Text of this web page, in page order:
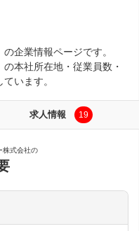
企業情報ページです。
の本社所在地・従業員数・
います。
求人情報 19
株式会社の